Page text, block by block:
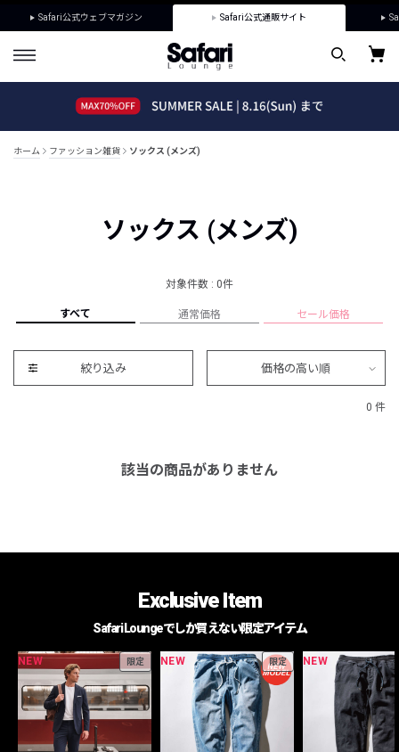
Safari公式ウェブマガジン Safari公式通販サイト
ホーム ファッション雑貨 ソックス (メンズ)
ソックス (メンズ)
対象件数 : 0件
すべて 通常価格 セール価格
絞り込み 価格の高い順
0 件
該当の商品がありません
Exclusive Item
Safari Loungeでしか買えない限定アイテム
NEW 限定 NEW 限定 NEW